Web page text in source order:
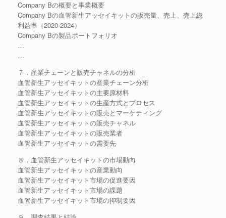
Company Bの概要と事業概要
Company Bの血管新生アッセイキットの販売量、売上、売上総
利益率（2020-2024）
Company Bの製品ポートフォリオ
…
…
７．産業チェーンと販売チャネルの分析
血管新生アッセイキットの産業チェーン分析
血管新生アッセイキットの主要原材料
血管新生アッセイキットの生産方式とプロセス
血管新生アッセイキットの販売とマーケティング
血管新生アッセイキットの販売チャネル
血管新生アッセイキットの販売業者
血管新生アッセイキットの需要先
８．血管新生アッセイキットの市場動向
血管新生アッセイキットの産業動向
血管新生アッセイキット市場の促進要因
血管新生アッセイキット市場の課題
血管新生アッセイキット市場の抑制要因